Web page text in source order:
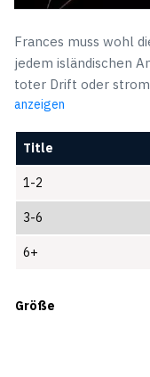
Frances muss wohl
jedem isländischen
toter Drift oder
anzeigen
Title
1-2
3-6
6+
Größe